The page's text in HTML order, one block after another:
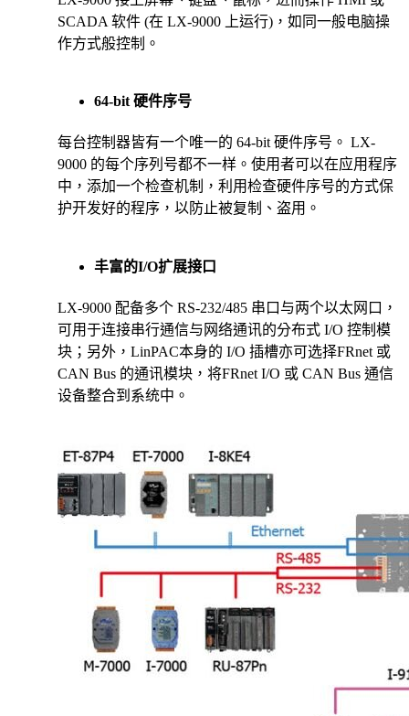
SCADA 软件 (在 LX-9000 上运行)，如同一般电脑操
作方式般控制。
64-bit 硬件序号
每台控制器皆有一个唯一的 64-bit 硬件序号。 LX-
9000 的每个序列号都不一样。使用者可以在应用程序
中，添加一个检查机制，利用检查硬件序号的方式保
护开发好的程序，以防止被复制、盗用。
丰富的I/O扩展接口
LX-9000 配备多个 RS-232/485 串口与两个以太网口，
可用于连接串行通信与网络通讯的分布式 I/O 控制模
块；另外，LinPAC本身的 I/O 插槽亦可选择FRnet 或
CAN Bus 的通讯模块，将FRnet I/O 或 CAN Bus 通信
设备整合到系统中。